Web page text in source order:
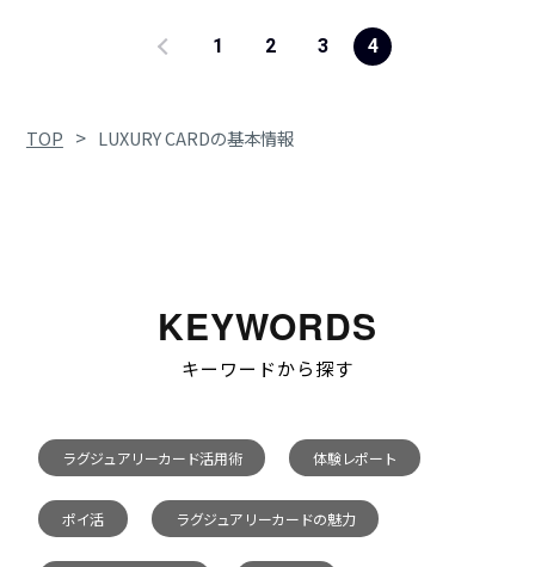
1 2 3 4
TOP > LUXURY CARDの基本情報
KEYWORDS
キーワードから探す
ラグジュアリーカード活用術 体験レポート
ポイ活 ラグジュアリーカードの魅力